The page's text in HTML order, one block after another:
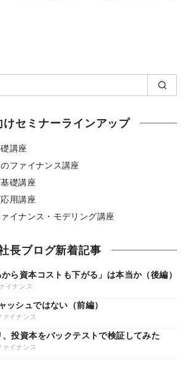
けセミナーラインアップ
講座
ファイナンス講座
礎講座
用講座
イナンス・モデリング講座
長ブログ新着記事
イナンス
ら資本コストも下がる」は本当か（後編）
イナンス
ッシュではない（前編）
イナンス
投資本をバックテストで検証してみた